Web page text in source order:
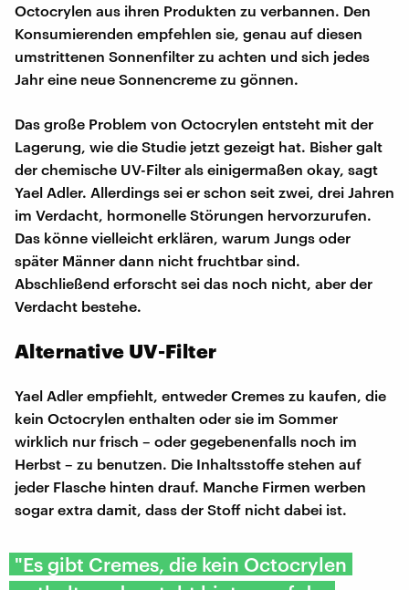
Octocrylen aus ihren Produkten zu verbannen. Den
Konsumierenden empfehlen sie, genau auf diesen
umstrittenen Sonnenfilter zu achten und sich jedes
Jahr eine neue Sonnencreme zu gönnen.
Das große Problem von Octocrylen entsteht mit der
Lagerung, wie die Studie jetzt gezeigt hat. Bisher galt
der chemische UV-Filter als einigermaßen okay, sagt
Yael Adler. Allerdings sei er schon seit zwei, drei Jahren
im Verdacht, hormonelle Störungen hervorzurufen.
Das könne vielleicht erklären, warum Jungs oder
später Männer dann nicht fruchtbar sind.
Abschließend erforscht sei das noch nicht, aber der
Verdacht bestehe.
Alternative UV-Filter
Yael Adler empfiehlt, entweder Cremes zu kaufen, die
kein Octocrylen enthalten oder sie im Sommer
wirklich nur frisch – oder gegebenenfalls noch im
Herbst – zu benutzen. Die Inhaltsstoffe stehen auf
jeder Flasche hinten drauf. Manche Firmen werben
sogar extra damit, dass der Stoff nicht dabei ist.
"Es gibt Cremes, die kein Octocrylen